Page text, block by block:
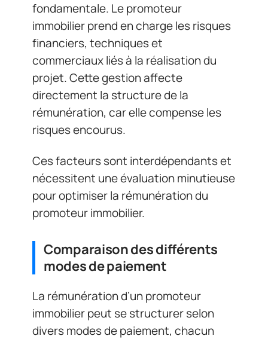
fondamentale. Le promoteur
immobilier prend en charge les risques
financiers, techniques et
commerciaux liés à la réalisation du
projet. Cette gestion affecte
directement la structure de la
rémunération, car elle compense les
risques encourus.
Ces facteurs sont interdépendants et
nécessitent une évaluation minutieuse
pour optimiser la rémunération du
promoteur immobilier.
Comparaison des différents
modes de paiement
La rémunération d’un promoteur
immobilier peut se structurer selon
divers modes de paiement, chacun